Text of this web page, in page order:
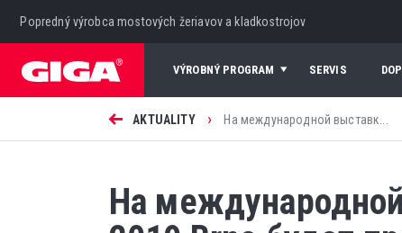
Popredný výrobca mostových žeriavov a kladkostrojov
VÝROBNÝ PROGRAM SERVIS
AKTUALITY › На международной выставк...
На